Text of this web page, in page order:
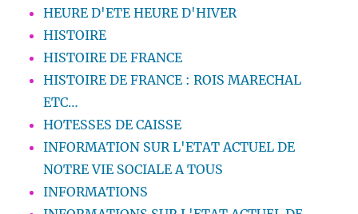
HEURE D'ETE HEURE D'HIVER
HISTOIRE
HISTOIRE DE FRANCE
HISTOIRE DE FRANCE : ROIS MARECHAL
ETC…
HOTESSES DE CAISSE
INFORMATION SUR L'ETAT ACTUEL DE
NOTRE VIE SOCIALE A TOUS
INFORMATIONS